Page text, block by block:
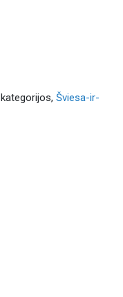
kategorijos, Šviesa-ir-